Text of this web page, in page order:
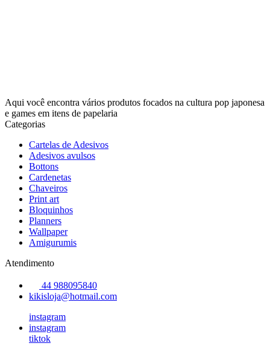
Aqui você encontra vários produtos focados na cultura pop japonesa
e games em itens de papelaria
Categorias
Cartelas de Adesivos
Adesivos avulsos
Bottons
Cardenetas
Chaveiros
Print art
Bloquinhos
Planners
Wallpaper
Amigurumis
Atendimento
44 988095840
kikisloja@hotmail.com
instagram
instagram
tiktok